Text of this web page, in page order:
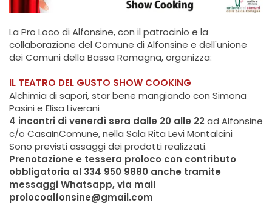
La Pro Loco di Alfonsine, con il patrocinio e la
collaborazione del Comune di Alfonsine e dell'unione
dei Comuni della Bassa Romagna, organizza:
IL TEATRO DEL GUSTO SHOW COOKING
Alchimia di sapori, star bene mangiando con Simona
Pasini e Elisa Liverani
4 incontri di venerdì sera dalle 20 alle 22ad Alfonsine
c/o CasaInComune, nella Sala Rita Levi Montalcini
Sono previsti assaggi dei prodotti realizzati.
Prenotazione e tessera proloco con contributo
obbligatoria al 334 950 9880 anche tramite
messaggi Whatsapp, via mail
prolocoalfonsine@gmail.com